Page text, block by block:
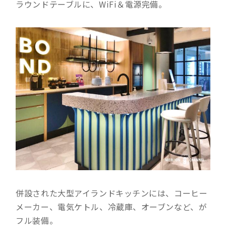
ラウンドテーブルに、WiFi＆電源完備。
併設された大型アイランドキッチンには、コーヒー
メーカー、電気ケトル、冷蔵庫、オーブンなど、が
フル装備。